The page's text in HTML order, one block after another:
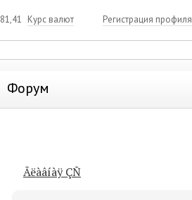
81,41 Курс валют Регистрация профиля
Форум
Ãëàâíàÿ ÇÑ